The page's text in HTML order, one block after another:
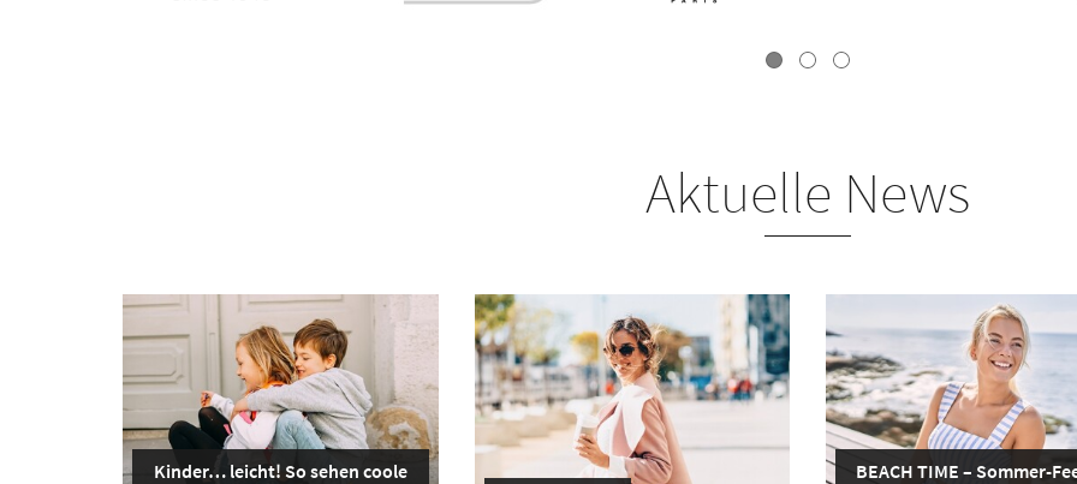
Aktuelle News
Kinder… leicht! So sehen coole
BEACH TIME – Sommer-